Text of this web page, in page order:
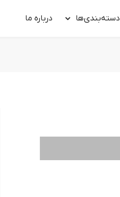
دسته‌بندی‌ها درباره‌ ما